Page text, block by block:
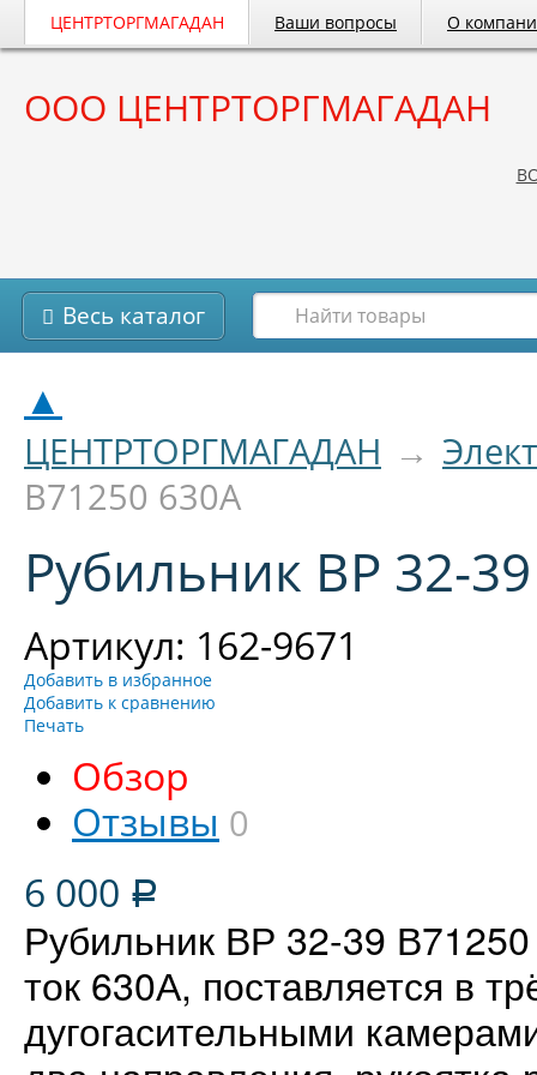
ЦЕНТРТОРГМАГАДАН Ваши вопросы О
ООО ЦЕНТРТОРГМАГАДАН
Весь каталог
▲
ЦЕНТРТОРГМАГАДАН →
В71250 630А
Рубильник ВР 32-
Артикул: 162-9671
Добавить в избранное
Добавить к сравнению
Печать
Обзор
Отзывы 0
6 000 Р
Рубильник ВР 32-39
ток 630А, поставляется в
дугогасительными